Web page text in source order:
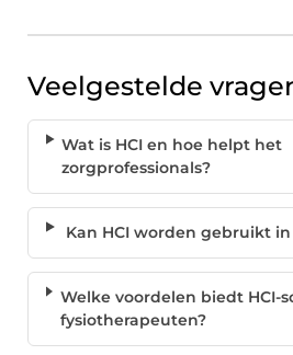
Veelgestelde
Wat is HCI en hoe helpt het
zorgprofessionals?
Kan HCI worden gebruikt in
Welke voordelen biedt HCI-
fysiotherapeuten?